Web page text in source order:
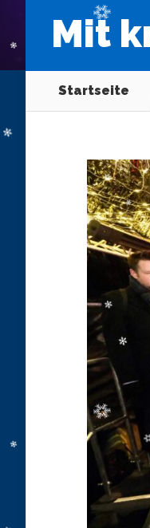
Mit
Startseite